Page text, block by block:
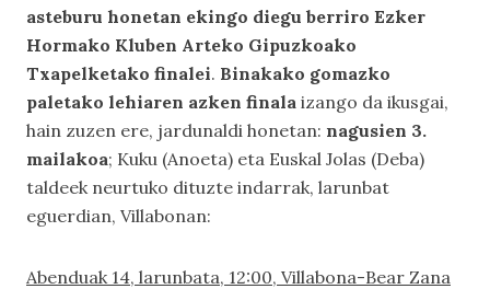
asteburu honetan ekingo diegu berriro Ezker
Hormako Kluben Arteko Gipuzkoako
Txapelketako finalei. Binakako gomazko
paletako lehiaren azken finala izango da ikusgai,
hain zuzen ere, jardunaldi honetan: nagusien 3.
mailakoa; Kuku (Anoeta) eta Euskal Jolas (Deba)
taldeek neurtuko dituzte indarrak, larunbat
eguerdian, Villabonan:
Abenduak 14, larunbata, 12:00, Villabona-Bear Zana